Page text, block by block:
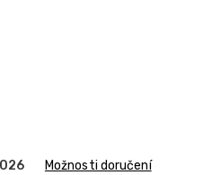
Možnosti doručení